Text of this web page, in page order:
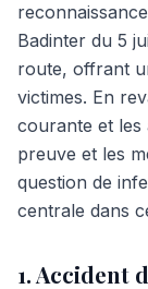
Badinter du 5
route, offrant
victimes. En
courante et les
preuve et les
question de
centrale dans
1. Accident